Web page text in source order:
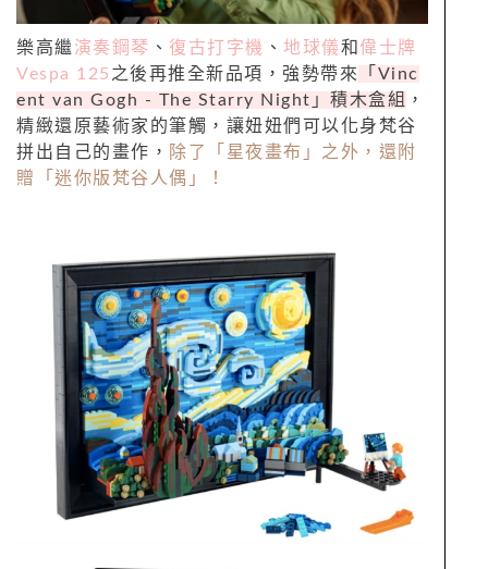
樂高繼 演奏鋼琴 、 復古打字機 、 地球儀和 偉士牌
Vespa 125 之後再推全新品項，強勢帶來 「 Vinc
ent van Gogh - The Starry Night 」積木盒組 ，
精緻還原藝術家的筆觸，讓妞妞們可以化身梵谷
拼出自己的畫作， 除了「星夜畫布」之外，還附
贈「迷你版梵谷人偶」！